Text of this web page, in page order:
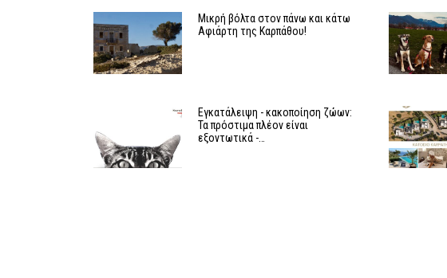
Μικρή βόλτα στον πάνω και κάτω
Αφιάρτη της Καρπάθου!
Εγκατάλειψη - κακοποίηση ζώων:
Τα πρόστιμα πλέον είναι
εξοντωτικά -…